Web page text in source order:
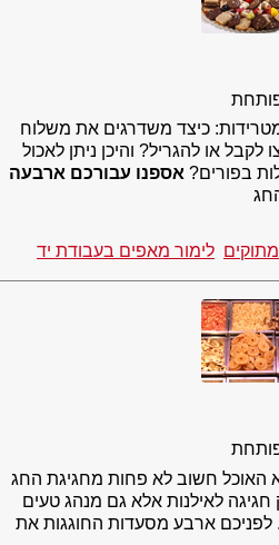
כיצד משדרגים את משלוח
לקבל או להגריל? והיכן ניתן לאכול
בפורים? אספנו עבורכם ארבעה
לימור מאפים בעבודת יד
האוכל חשוב לא פחות מחגיגת החג
לאילנות אלא גם מנהג טעים
לפניכם ארבע מסעדות החוגגות את